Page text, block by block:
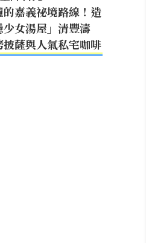
的嘉義祕境路線！造
女湯屋」清豐濤
披薩與人氣私宅咖啡